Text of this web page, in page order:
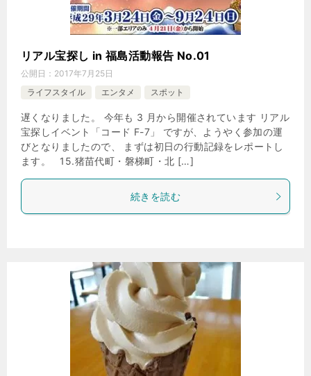
リアル宝探し in 福島活動報告 No.01
公開日： 2017年7月25日
ライフスタイル
エンタメ スポット
遅くなりました。 今年も 3 月から開催されています リアル
宝探しイベント「コード F-7」 ですが、ようやく参加の運
びとなりましたので、 まずは初日の行動記録をレポートし
ます。 15.猪苗代町・磐梯町・北 […]
続きを読む